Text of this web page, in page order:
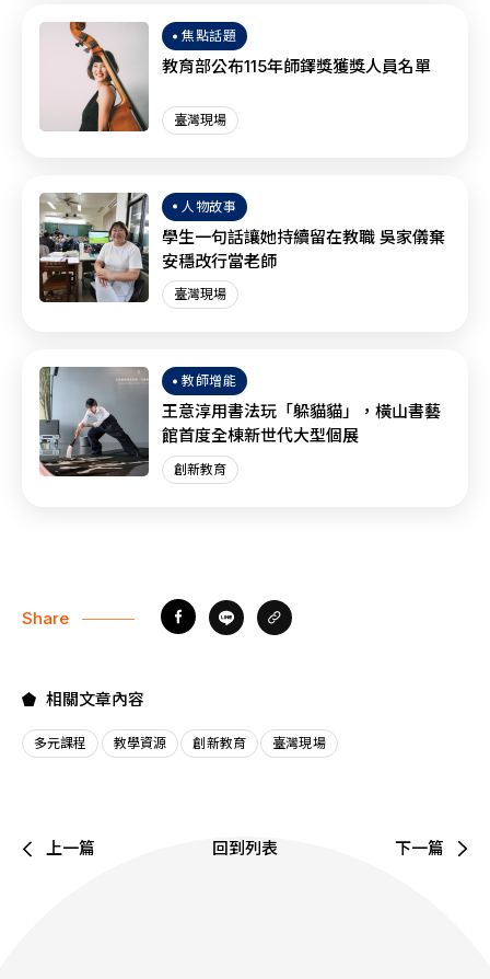
焦點話題
教育部公布115年師鐸獎獲獎人員名單
臺灣現場
人物故事
學生一句話讓她持續留在教職 吳家儀棄
安穩改行當老師
臺灣現場
教師增能
王意淳用書法玩「躲貓貓」，橫山書藝
館首度全棟新世代大型個展
創新教育
Share
相關文章內容
多元課程 教學資源 創新教育 臺灣現場
上一篇 回到列表 下一篇